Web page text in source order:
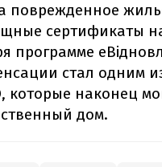
поврежденное
сертификаты
программе
стал одним
наконец
дом.